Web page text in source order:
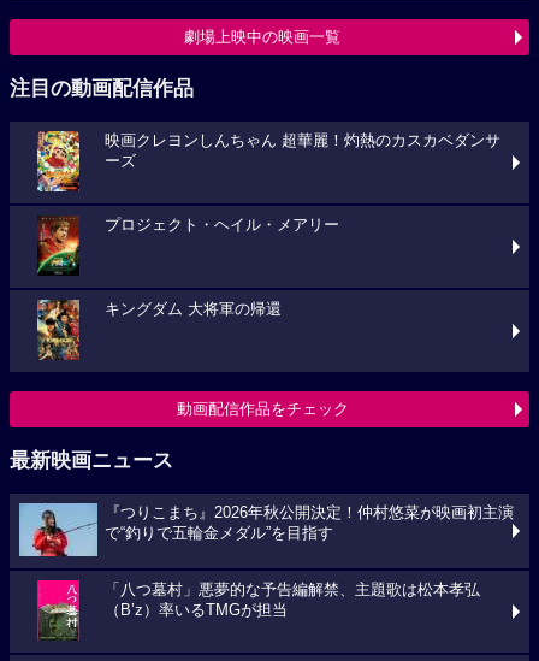
劇場上映中の映画一覧
注目の動画配信作品
映画クレヨンしんちゃん 超華麗！灼熱のカスカベダンサ
ーズ
プロジェクト・ヘイル・メアリー
キングダム 大将軍の帰還
動画配信作品をチェック
最新映画ニュース
『つりこまち』2026年秋公開決定！仲村悠菜が映画初主演
で“釣りで五輪金メダル”を目指す
「八つ墓村」悪夢的な予告編解禁、主題歌は松本孝弘
（B’z）率いるTMGが担当